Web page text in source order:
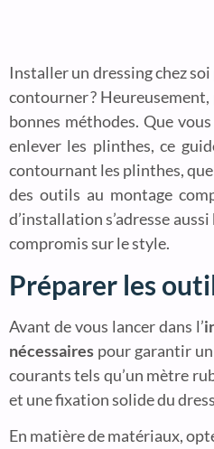
Installer un dressing chez
contourner ?
bonnes méthodes. Que
enlever les plinthes, ce
contournant les plinthes,
des outils au montage
d’installation s’adresse
compromis sur le style.
Préparer les
Avant de vous lancer dans l’
nécessaires pour garantir
courants tels qu’un mètre
et une fixation solide du
En matière de matériaux,